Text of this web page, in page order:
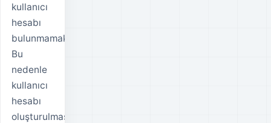
kullanıcı
hesabı
bulunmamaktadır.
Bu
nedenle
kullanıcı
hesabı
oluşturulmasına